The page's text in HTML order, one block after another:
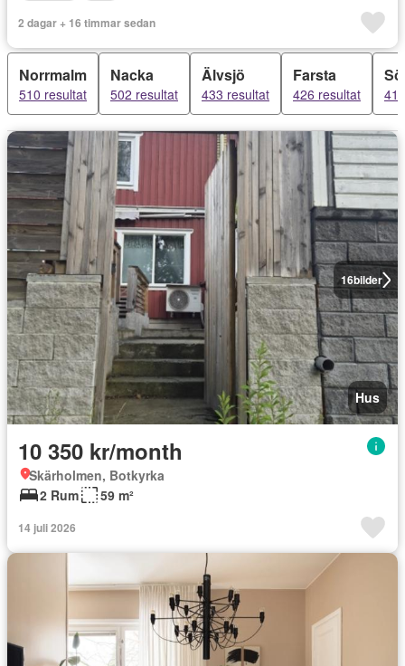
2 dagar + 16 timmar sedan
Norrmalm
510 resultat
Nacka
502 resultat
Älvsjö
433 resultat
Farsta
426 resultat
16bilder
Hus
10 350 kr/month
Skärholmen, Botkyrka
2 Rum
59 m²
14 juli 2026